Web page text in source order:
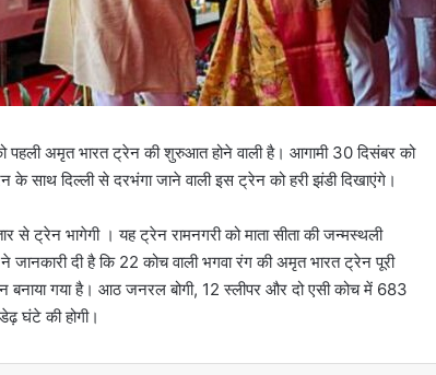
अमृत भारत ट्रेन की शुरुआत होने वाली है। आगामी 30 दिसंबर को
के साथ दिल्ली से दरभंगा जाने वाली इस ट्रेन को हरी झंडी दिखाएंगे।
ट्रेन भागेगी । यह ट्रेन रामनगरी को माता सीता की जन्मस्थली
दी है कि 22 कोच वाली भगवा रंग की अमृत भारत ट्रेन पूरी
गया है। आठ जनरल बोगी, 12 स्लीपर और दो एसी कोच में 683
घंटे की होगी।